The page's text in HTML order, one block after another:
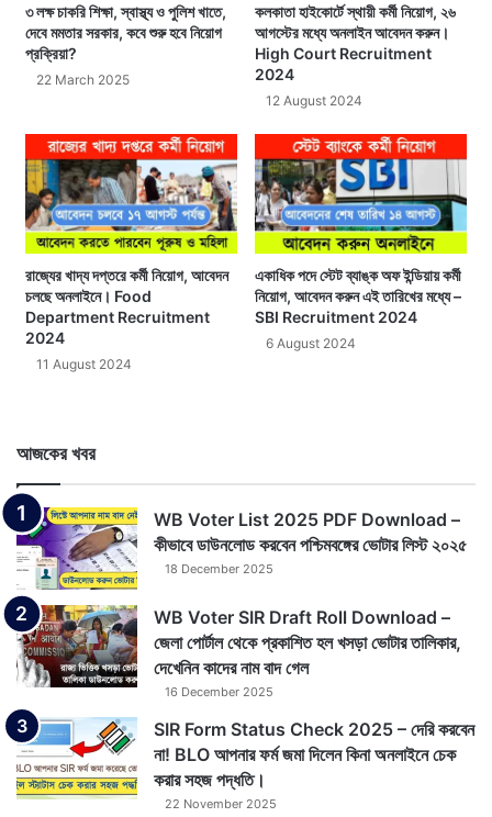
৩ লক্ষ চাকরি শিক্ষা, স্বাস্থ্য ও পুলিশ খাতে,
দেবে মমতার সরকার, কবে শুরু হবে নিয়োগ
প্রক্রিয়া?
22 March 2025
কলকাতা হাইকোর্টে স্থায়ী কর্মী নিয়োগ, ২৬
আগস্টের মধ্যে অনলাইন আবেদন করুন।
High Court Recruitment
2024
12 August 2024
রাজ্যের খাদ্য দপ্তরে কর্মী নিয়োগ, আবেদন
চলছে অনলাইনে। Food
Department Recruitment
2024
11 August 2024
একাধিক পদে স্টেট ব্যাঙ্ক অফ ইন্ডিয়ায় কর্মী
নিয়োগ, আবেদন করুন এই তারিখের মধ্যে –
SBI Recruitment 2024
6 August 2024
আজকের খবর
WB Voter List 2025 PDF Download –
কীভাবে ডাউনলোড করবেন পশ্চিমবঙ্গের ভোটার লিস্ট ২০২৫
18 December 2025
WB Voter SIR Draft Roll Download –
জেলা পোর্টাল থেকে প্রকাশিত হল খসড়া ভোটার তালিকার,
দেখেনিন কাদের নাম বাদ গেল
16 December 2025
SIR Form Status Check 2025 – দেরি করবেন
না! BLO আপনার ফর্ম জমা দিলেন কিনা অনলাইনে চেক
করার সহজ পদ্ধতি।
22 November 2025